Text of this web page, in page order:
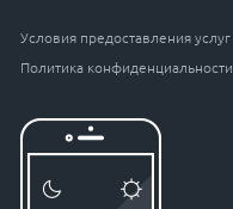
Условия предоставления услуг
Политика конфиденциальности